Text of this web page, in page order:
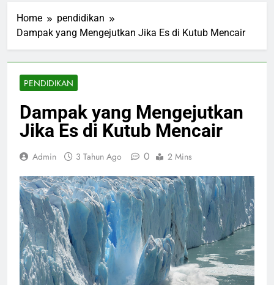
Home
pendidikan
Dampak yang Mengejutkan Jika Es di Kutub Mencair
PENDIDIKAN
Dampak yang Mengejutkan
Jika Es di Kutub Mencair
Admin 3 Tahun Ago 0 2 Mins